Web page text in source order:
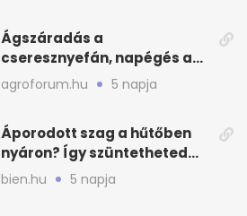
Ágszáradás a
cseresznyefán, napégés a
kajszin: mit tehetsz most?
agroforum.hu 5 napja
Áporodott szag a hűtőben
nyáron? Így szüntetheted
meg olcsón
bien.hu 5 napja